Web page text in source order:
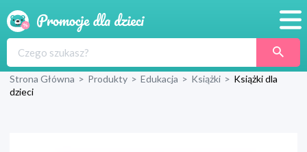
Produkty
Strona Główna > Produkty > Edukacja > Książki > Książki dla
dzieci